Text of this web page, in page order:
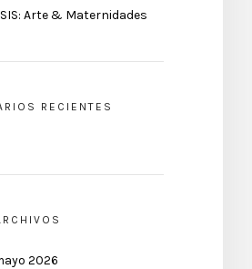
Arte & Maternidades
RECIENTES
2026